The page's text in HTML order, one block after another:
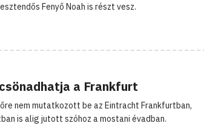
Fenyő Noah is részt vesz.
a Frankfurt
nem mutatkozott be az Eintracht Frankfurtban,
is alig jutott szóhoz a mostani évadban.